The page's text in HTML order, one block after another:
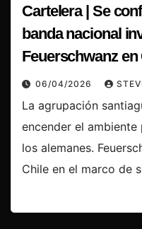
Cartelera | Se
banda nacional
Feuerschwanz en
06/04/2026
La agrupación
encender el
los alemanes.
Chile en el marco de